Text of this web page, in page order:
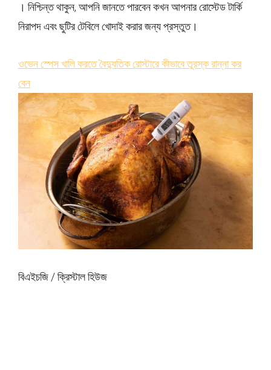
। নিশ্চিন্ত থাকুন, আপনি জানতে পারবেন কখন আপনার রোস্টেড টার্কি
নিরাপদ এবং ছুটির টেবিলে খোদাই করার জন্য প্রস্তুত।
ওভেন স্পেস খালি করতে বৈদ্যুতিক রোস্টারে কীভাবে তুরস্ক রান্না কর
বেন
বিএইচজি / ক্রিস্টাল হিউজ